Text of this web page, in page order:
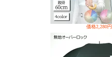
価格2,280円